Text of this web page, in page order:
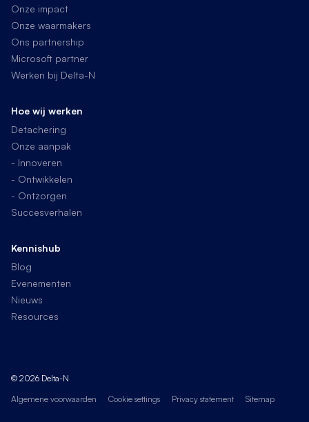
Onze impact
Onze waarmakers
Ons partnership
Microsoft partner
Werken bij Delta-N
Hoe wij werken
Detachering
Onze aanpak
- Innoveren
- Ontwikkelen
- Ontzorgen
Succesverhalen
Kennishub
Blog
Evenementen
Nieuws
Resources
© 2026 Delta-N
Algemene voorwaarden
Cookie settings Privacy statement Sitemap